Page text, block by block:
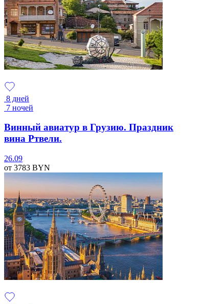
8 дней
7 ночей
Винный авиатур в Грузию. Праздник
вина Ртвели.
26.09
от 3783 BYN